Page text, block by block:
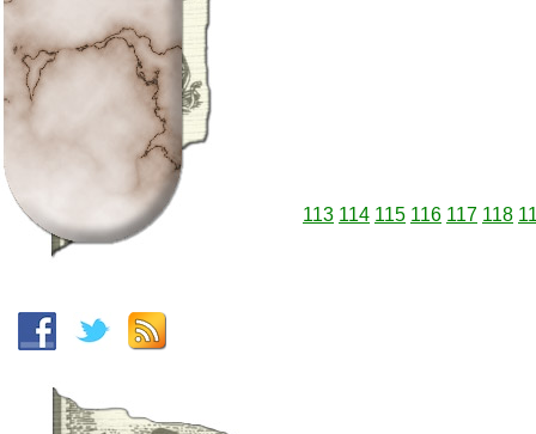
113 114 115 116 117 118